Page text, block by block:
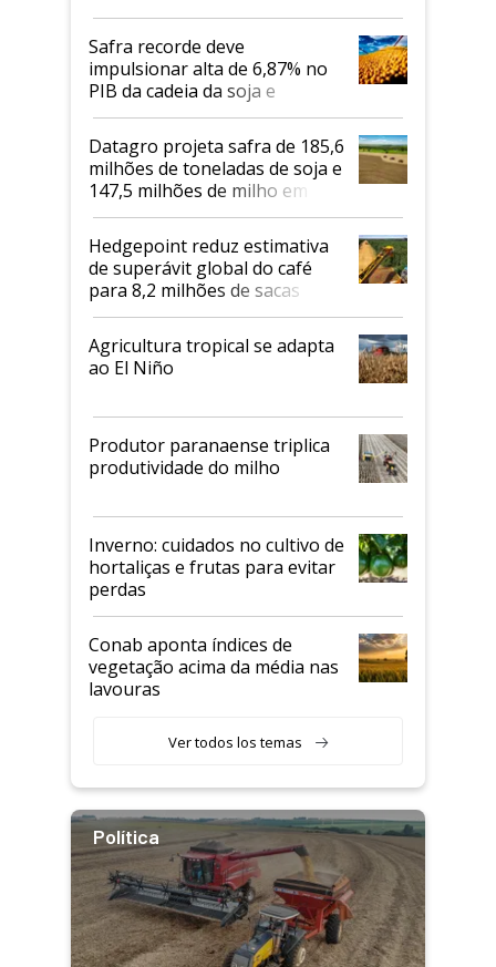
Safra recorde deve
impulsionar alta de 6,87% no
PIB da cadeia da soja e
biodiesel em 2026
Datagro projeta safra de 185,6
milhões de toneladas de soja e
147,5 milhões de milho em
2026/27
Hedgepoint reduz estimativa
de superávit global do café
para 8,2 milhões de sacas
Agricultura tropical se adapta
ao El Niño
Produtor paranaense triplica
produtividade do milho
Inverno: cuidados no cultivo de
hortaliças e frutas para evitar
perdas
Conab aponta índices de
vegetação acima da média nas
lavouras
Ver todos los temas
Política